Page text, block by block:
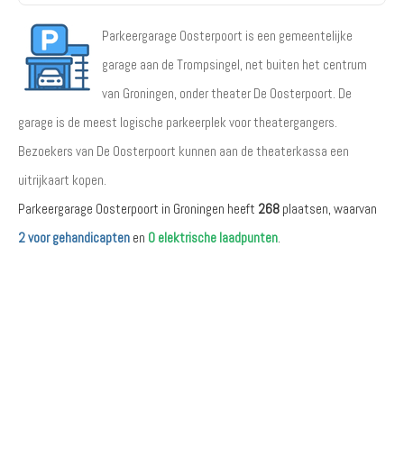
Parkeergarage Oosterpoort is een gemeentelijke
garage aan de Trompsingel, net buiten het centrum
van Groningen, onder theater De Oosterpoort. De
garage is de meest logische parkeerplek voor theatergangers.
Bezoekers van De Oosterpoort kunnen aan de theaterkassa een
uitrijkaart kopen.
Parkeergarage Oosterpoort in Groningen heeft 268 plaatsen, waarvan
2 voor gehandicapten en 0 elektrische laadpunten